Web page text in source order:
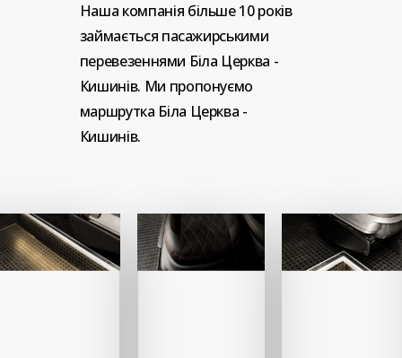
Наша компанія більше10років
займається пасажирськими
перевезеннями Біла Церква -
Кишинів. Ми пропонуємо
маршрутка Біла Церква -
Кишинів.